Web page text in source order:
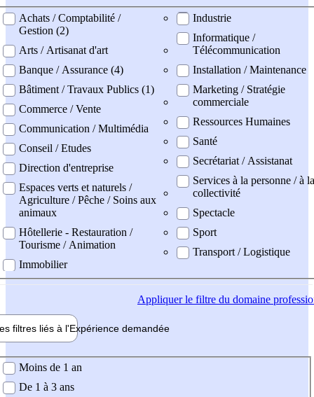
professionel
Achats / Comptabilité /
Gestion (2)
Arts / Artisanat d'art
Banque / Assurance (4)
Bâtiment / Travaux Publics (1)
Commerce / Vente
Communication / Multimédia
Conseil / Etudes
Direction d'entreprise
Espaces verts et naturels /
Agriculture / Pêche / Soins aux
animaux
Hôtellerie - Restauration /
Tourisme / Animation
Immobilier
Industrie
Informatique /
Télécommunication
Installation / Maintenance
Marketing / Stratégie
commerciale
Ressources Humaines
Santé
Secrétariat / Assistanat
Services à la personne / à la
collectivité
Spectacle
Sport
Transport / Logistique
Appliquerle filtre du domaine
filtres liés à l'Expérience demandée
demandée
Moins de 1 an
De 1 à 3 ans